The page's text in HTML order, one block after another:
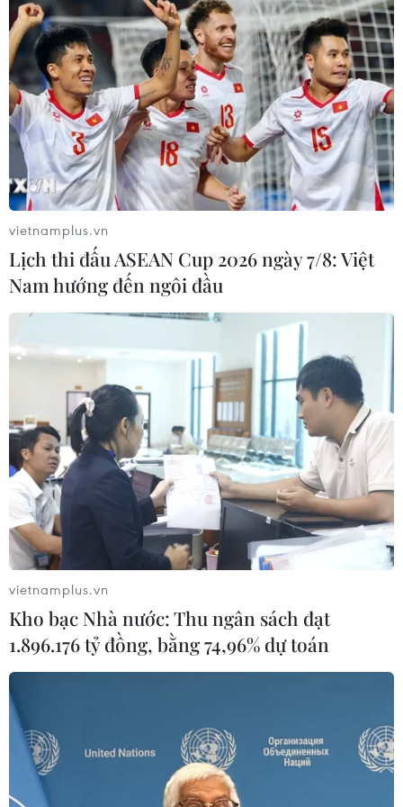
đối ngoại và công tác xây dựng Đảng
Những cách làm hiệu quả trong việc học
tập, làm theo Bác Hồ
20/08/2019 12:09
Các đại biểu tham dự Hội nghị toàn quốc sơ kết ba
năm thực hiện Chỉ thị số 05 về đẩy mạnh học tập và
làm theo tư tưởng, đạo đức, phong cách Hồ Chí Minh
đã chia sẻ những cách làm hiệu quả.
vietnamplus.vn
Lịch thi đấu ASEAN Cup 2026 ngày 7/8: Việt
Nam hướng đến ngôi đầu
vietnamplus.vn
Kho bạc Nhà nước: Thu ngân sách đạt
1.896.176 tỷ đồng, bằng 74,96% dự toán